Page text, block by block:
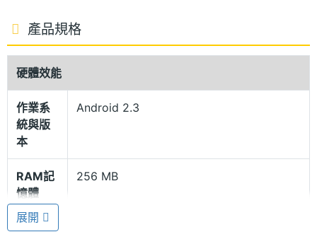
Android 2.3 作業系統
TK CRUZ 採用 Android 2.3 作業系統，內建 ARM 11,
1GHz 單核心處理器和 256MB RAM / 4GB ROM，除
了可支援 1080P Full HD 高畫質與 Flash 影像播放，
有效強化視訊處理，提供色彩鮮明栩栩如生的視覺體
驗，更內建 Wi-Fi，可下載觀賞 YouTube 影片、遊戲
或音樂等，搭配高解析度的螢幕表現，消費者可直接
享受高畫質的影像震撼。
產品規格
硬體效能
作業系
統與版
本
Android 2.3
RAM記
憶體
256 MB
ROM儲
展開